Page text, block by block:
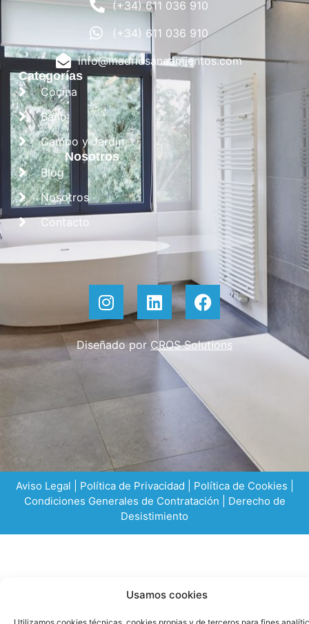
Usamos cookies
(+34) 611 036 910
(+34) 611 036 910
info@madridsaneamientos.com
Categorías
Cocina
Baño
Campo y Jardín
Nosotros
Blog
Nosotros
Contacto
Diseñado por CROS Solutions
Aviso Legal Política de Privacidad Política de Cookies
Condiciones Generales de Contratación
Derecho de
Desistimiento